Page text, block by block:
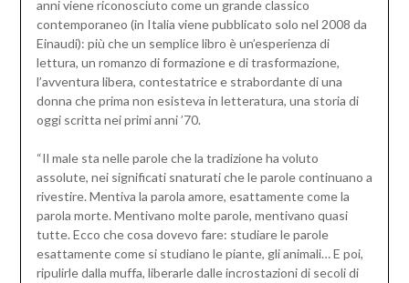
anni viene riconosciuto come un grande classico
contemporaneo (in Italia viene pubblicato solo nel 2008 da
Einaudi): più che un semplice libro è un’esperienza di
lettura, un romanzo di formazione e di trasformazione,
l’avventura libera, contestatrice e strabordante di una
donna che prima non esisteva in letteratura, una storia di
oggi scritta nei primi anni ’70.
“Il male sta nelle parole che la tradizione ha voluto
assolute, nei significati snaturati che le parole continuano a
rivestire. Mentiva la parola amore, esattamente come la
parola morte. Mentivano molte parole, mentivano quasi
tutte. Ecco che cosa dovevo fare: studiare le parole
esattamente come si studiano le piante, gli animali… E poi,
ripulirle dalla muffa, liberarle dalle incrostazioni di secoli di